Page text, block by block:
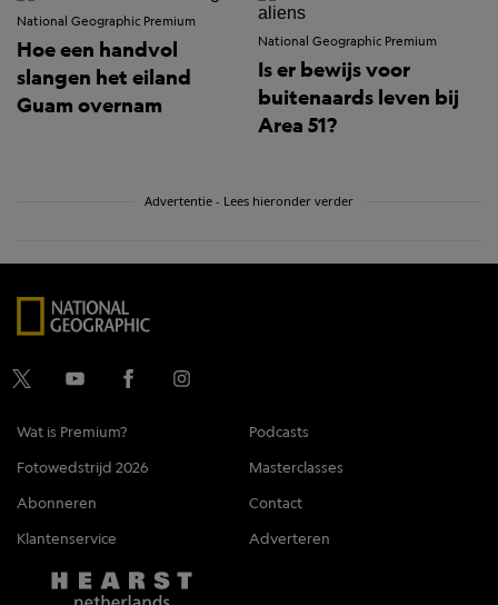
National Geographic Premium
Hoe een handvol
slangen het eiland
Guam overnam
National Geographic Premium
Is er bewijs voor
buitenaards leven bij
Area 51?
Advertentie - Lees hieronder verder
Wat is Premium?
Podcasts
Fotowedstrijd 2026
Masterclasses
Abonneren
Contact
Klantenservice
Adverteren